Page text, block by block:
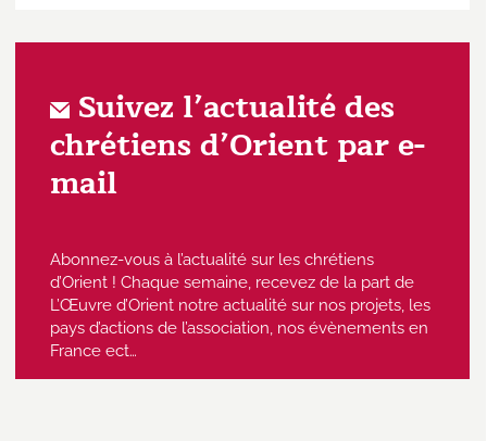
Suivez l’actualité des
chrétiens d’Orient par e-
mail
Abonnez-vous à l’actualité sur les chrétiens
d’Orient ! Chaque semaine, recevez de la part de
L’Œuvre d’Orient notre actualité sur nos projets, les
pays d’actions de l’association, nos évènements en
France ect…